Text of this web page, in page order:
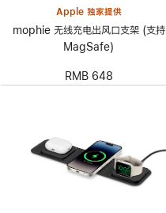
Apple 独家提供
mophie 无线充电出风口支架 (支持
MagSafe)
RMB 648